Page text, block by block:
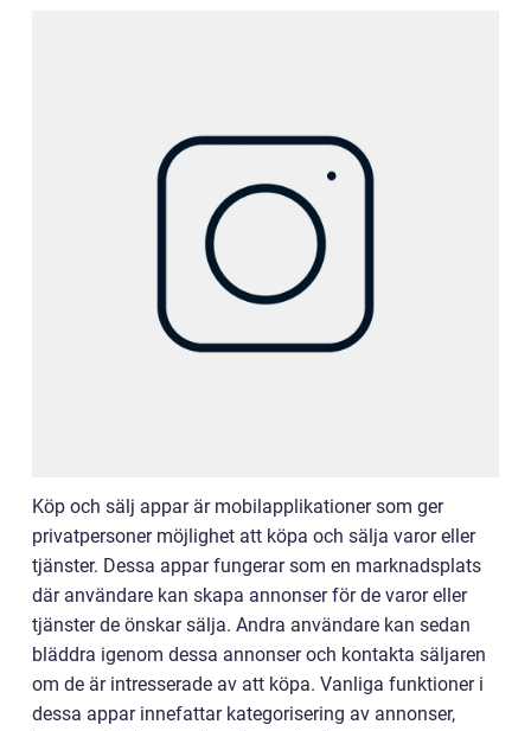
Köp och sälj appar är mobilapplikationer som ger
privatpersoner möjlighet att köpa och sälja varor eller
tjänster. Dessa appar fungerar som en marknadsplats
där användare kan skapa annonser för de varor eller
tjänster de önskar sälja. Andra användare kan sedan
bläddra igenom dessa annonser och kontakta säljaren
om de är intresserade av att köpa. Vanliga funktioner i
dessa appar innefattar kategorisering av annonser,